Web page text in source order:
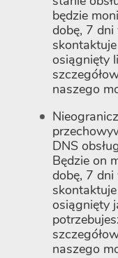
będzie
dobę, 7 dni
osiągnięty
naszego
DNS
Będzie on
dobę, 7 dni
osiągnięty
naszego